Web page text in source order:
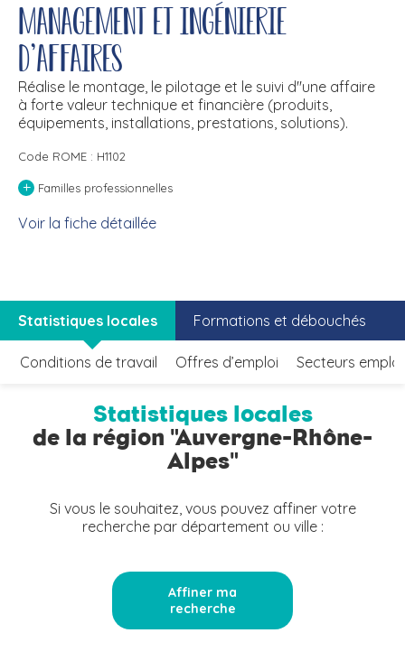
Management et ingénierie
d'affaires
Réalise le montage, le pilotage et le suivi d''une affaire
à forte valeur technique et financière (produits,
équipements, installations, prestations, solutions).
Code ROME : H1102
+ Familles professionnelles
Voir la fiche détaillée
Statistiques locales Formations et débouchés
Conditions de travail Offres d’emploi Secteurs
Statistiques locales
de la région "Auvergne-Rhône-
Alpes"
Si vous le souhaitez, vous pouvez affiner votre
recherche par département ou ville :
Affiner ma
recherche